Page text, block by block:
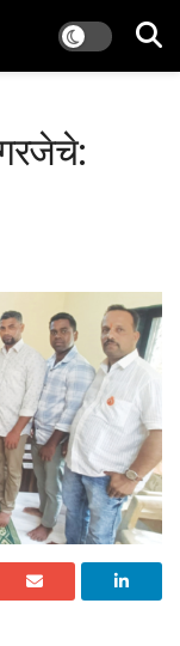
गरजेचे: